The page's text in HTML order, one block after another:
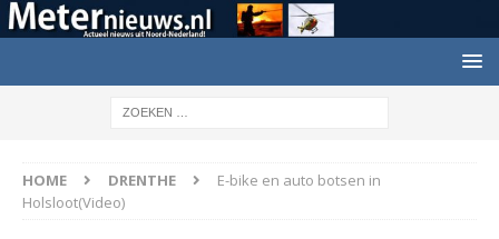
HOME DRENTHE
E-bike en auto botsen in
Holsloot(Video)